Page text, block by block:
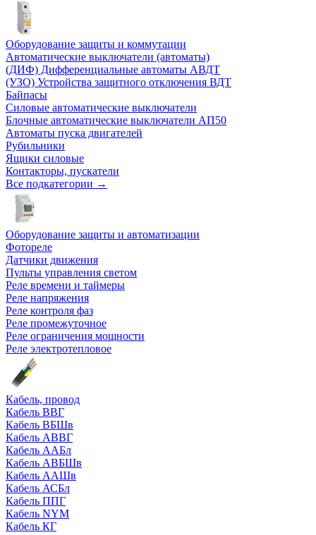
Оборудование защиты и коммутации
Автоматические выключатели (автоматы)
(ДИФ) Дифференциальные автоматы АВДТ
(УЗО) Устройства защитного отключения ВДТ
Байпасы
Силовые автоматические выключатели
Блочные автоматические выключатели АП50
Автоматы пуска двигателей
Рубильники
Ящики силовые
Контакторы, пускатели
Все подкатегории →
Оборудование защиты и автоматизации
Фотореле
Датчики движения
Пульты управления светом
Реле времени и таймеры
Реле напряжения
Реле контроля фаз
Реле промежуточное
Реле ограничения мощности
Реле электротепловое
Кабель, провод
Кабель ВВГ
Кабель ВБШв
Кабель АВВГ
Кабель ААБл
Кабель АВБШв
Кабель ААШв
Кабель АСБл
Кабель ППГ
Кабель NYM
Кабель КГ